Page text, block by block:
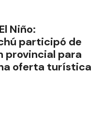
Niño:
participó de
provincial para
oferta turística